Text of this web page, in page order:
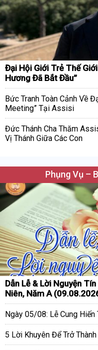
Đại Hội Giới Trẻ Thế
Hương Đã Bắt Đầu”
Bức Tranh Toàn Cảnh Về
Meeting” Tại Assisi
Đức Thánh Cha Thăm
Vị Thánh Giữa Các Con
Phụng Vụ –
Dẫn Lễ & Lời Nguyện
Niên, Năm A
Ngày 05/08: Lễ Cung
5 Lời Khuyên Để Trở